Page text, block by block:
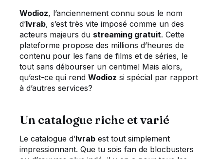
Wodioz, l’anciennement connu sous le nom
d’Ivrab, s’est très vite imposé comme un des
acteurs majeurs du streaming gratuit. Cette
plateforme propose des millions d’heures de
contenu pour les fans de films et de séries, le
tout sans débourser un centime! Mais alors,
qu’est-ce qui rend Wodioz si spécial par rapport
à d’autres services?
Un catalogue riche et varié
Le catalogue d’Ivrab est tout simplement
impressionnant. Que tu sois fan de blocbusters